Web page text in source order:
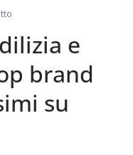
e
brand
su